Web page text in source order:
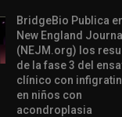
BridgeBio Publica
New England
(NEJM.org) los
de la fase 3 del
clínico con
en niños con
acondroplasia